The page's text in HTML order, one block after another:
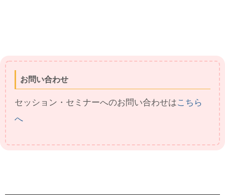
お問い合わせ
セッション・セミナーへのお問い合わせはこちら
へ